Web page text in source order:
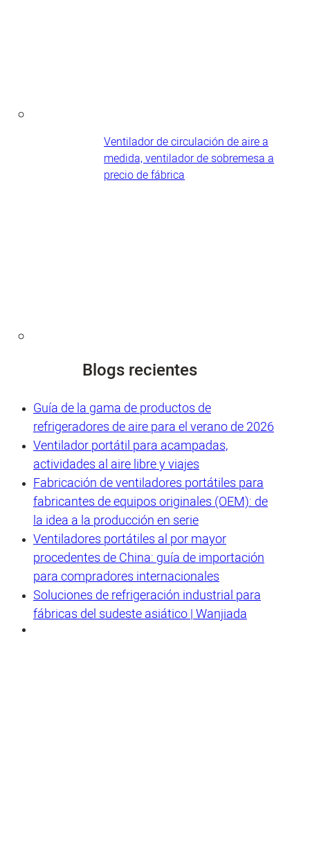
Ventilador de circulación de aire a
medida, ventilador de sobremesa a
precio de fábrica
Blogs recientes
Guía de la gama de productos de
refrigeradores de aire para el verano de 2026
Ventilador portátil para acampadas,
actividades al aire libre y viajes
Fabricación de ventiladores portátiles para
fabricantes de equipos originales (OEM): de
la idea a la producción en serie
Ventiladores portátiles al por mayor
procedentes de China: guía de importación
para compradores internacionales
Soluciones de refrigeración industrial para
fábricas del sudeste asiático | Wanjiada